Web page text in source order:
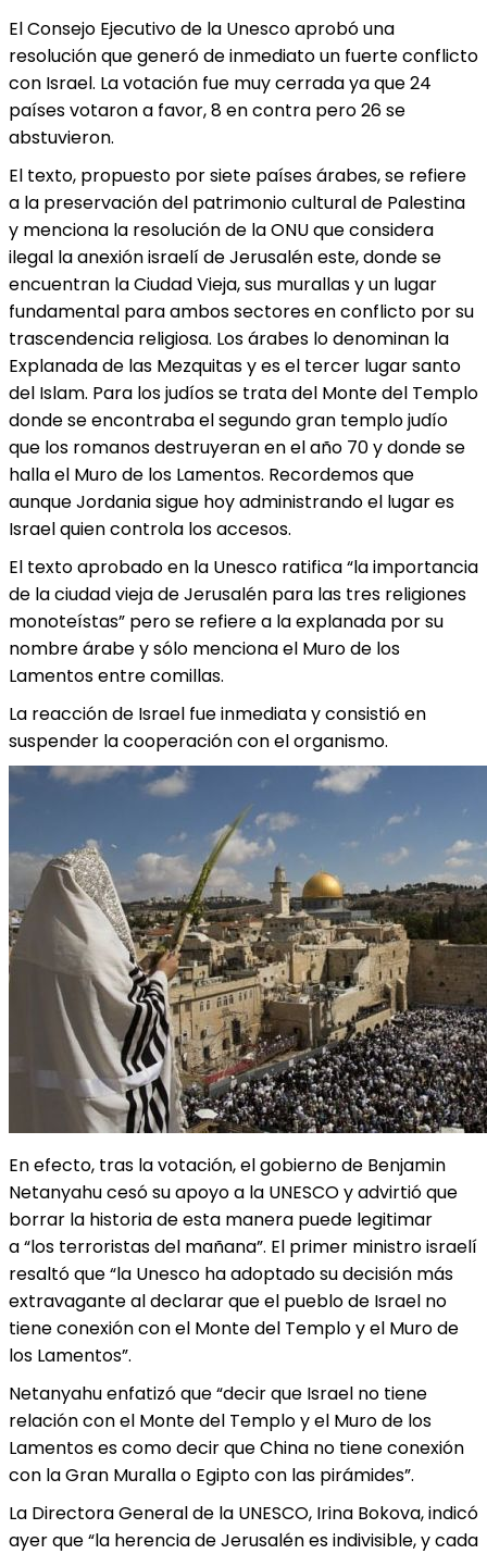
El Consejo Ejecutivo de la Unesco aprobó una
resolución que generó de inmediato un fuerte conflicto
con Israel. La votación fue muy cerrada ya que 24
países votaron a favor, 8 en contra pero 26 se
abstuvieron.
El texto, propuesto por siete países árabes, se refiere
a la preservación del patrimonio cultural de Palestina
y menciona la resolución de la ONU que considera
ilegal la anexión israelí de Jerusalén este, donde se
encuentran la Ciudad Vieja, sus murallas y un lugar
fundamental para ambos sectores en conflicto por su
trascendencia religiosa. Los árabes lo denominan la
Explanada de las Mezquitas y es el tercer lugar santo
del Islam. Para los judíos se trata del Monte del Templo
donde se encontraba el segundo gran templo judío
que los romanos destruyeran en el año 70 y donde se
halla el Muro de los Lamentos. Recordemos que
aunque Jordania sigue hoy administrando el lugar es
Israel quien controla los accesos.
El texto aprobado en la Unesco ratifica “la importancia
de la ciudad vieja de Jerusalén para las tres religiones
monoteístas” pero se refiere a la explanada por su
nombre árabe y sólo menciona el Muro de los
Lamentos entre comillas.
La reacción de Israel fue inmediata y consistió en
suspender la cooperación con el organismo.
En efecto, tras la votación, el gobierno de Benjamin
Netanyahu cesó su apoyo a la UNESCO y advirtió que
borrar la historia de esta manera puede legitimar
a “los terroristas del mañana”. El primer ministro israelí
resaltó que “la Unesco ha adoptado su decisión más
extravagante al declarar que el pueblo de Israel no
tiene conexión con el Monte del Templo y el Muro de
los Lamentos”.
Netanyahu enfatizó que “decir que Israel no tiene
relación con el Monte del Templo y el Muro de los
Lamentos es como decir que China no tiene conexión
con la Gran Muralla o Egipto con las pirámides”.
La Directora General de la UNESCO, Irina Bokova, indicó
ayer que “la herencia de Jerusalén es indivisible, y cada